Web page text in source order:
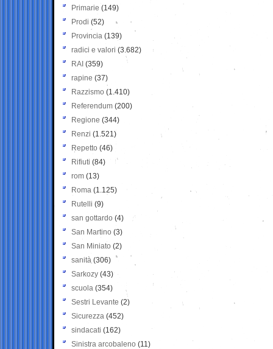
Primarie (149)
Prodi (52)
Provincia (139)
radici e valori (3.682)
RAI (359)
rapine (37)
Razzismo (1.410)
Referendum (200)
Regione (344)
Renzi (1.521)
Repetto (46)
Rifiuti (84)
rom (13)
Roma (1.125)
Rutelli (9)
san gottardo (4)
San Martino (3)
San Miniato (2)
sanità (306)
Sarkozy (43)
scuola (354)
Sestri Levante (2)
Sicurezza (452)
sindacati (162)
Sinistra arcobaleno (11)